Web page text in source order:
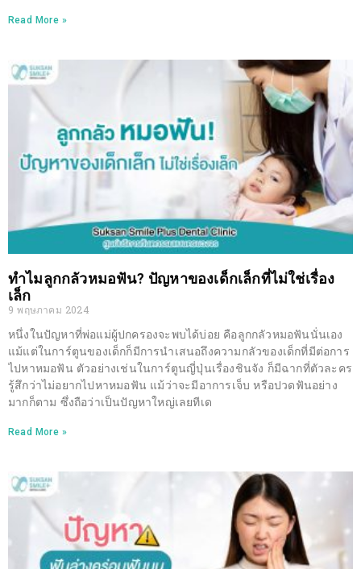
Read More »
ทำไมลูกกลัวหมอฟัน? ปัญหาของเด็กเล็กที่ไม่ใช่เรื่อง
เล็ก
9 พฤษภาคม 2024
หนึ่งในปัญหาที่พ่อแม่ผู้ปกครองจะพบได้บ่อย คือลูกกลัวหมอฟันนั่นเอง
แม้แต่ในการ์ตูนของเด็กก็มีการนำเสนอถึงความกลัวของเด็กที่มีต่อการ
ไปหาหมอฟัน ตัวอย่างเช่นในการ์ตูนญี่ปุ่นเรื่องชินจัง ก็มีฉากที่ตัวละคร
รู้สึกว่าไม่อยากไปหาหมอฟัน แม้ว่าจะมีอาการเจ็บ หรือปวดฟันอย่าง
มากก็ตาม ซึ่งถือว่าเป็นปัญหาใหญ่เลยทีเด
Read More »